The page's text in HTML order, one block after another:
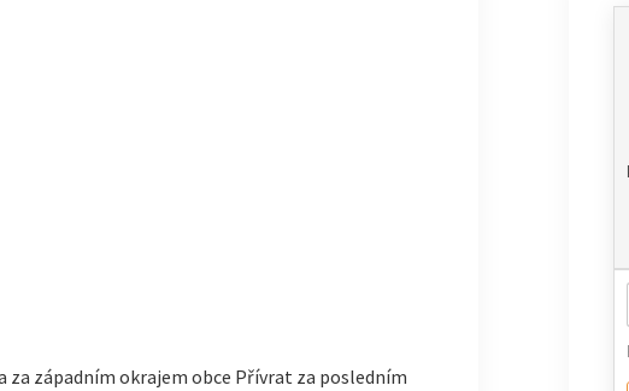
za západním okrajem obce Přívrat za posledním